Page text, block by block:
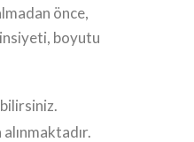
önce,
boyutu